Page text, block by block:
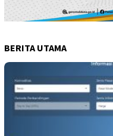
BERITA UTAMA